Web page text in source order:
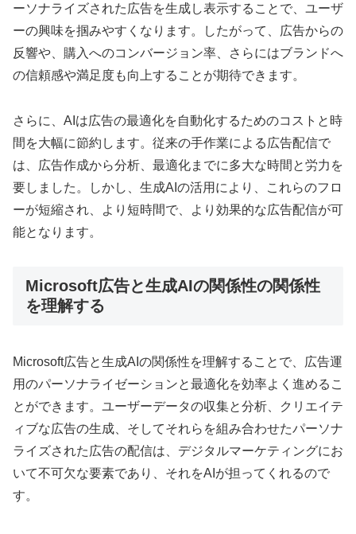
ーソナライズされた広告を生成し表示することで、ユーザ
ーの興味を掴みやすくなります。したがって、広告からの
反響や、購入へのコンバージョン率、さらにはブランドへ
の信頼感や満足度も向上することが期待できます。
さらに、AIは広告の最適化を自動化するためのコストと時
間を大幅に節約します。従来の手作業による広告配信で
は、広告作成から分析、最適化までに多大な時間と労力を
要しました。しかし、生成AIの活用により、これらのフロ
ーが短縮され、より短時間で、より効果的な広告配信が可
能となります。
Microsoft広告と生成AIの関係性の関係性
を理解する
Microsoft広告と生成AIの関係性を理解することで、広告運
用のパーソナライゼーションと最適化を効率よく進めるこ
とができます。ユーザーデータの収集と分析、クリエイテ
ィブな広告の生成、そしてそれらを組み合わせたパーソナ
ライズされた広告の配信は、デジタルマーケティングにお
いて不可欠な要素であり、それをAIが担ってくれるので
す。